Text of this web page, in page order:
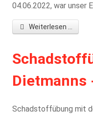
04.06.2022, war unser
Weiterlesen ...
Dietmanns
Schadstoffübung mit